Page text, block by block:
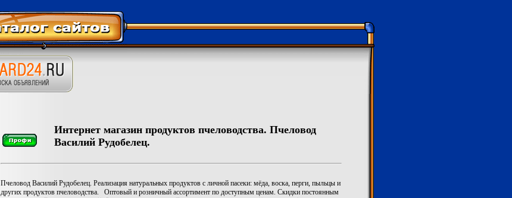
Интернет магазин продуктов пчеловодства. Пчеловод
Василий Рудобелец.
Пчеловод Василий Рудобелец. Реализация натуральных продуктов с личной пасеки: мёда, воска, перги, пыльцы и
других продуктов пчеловодства. Оптовый и розничный ассортимент по доступным ценам. Скидки постоянным